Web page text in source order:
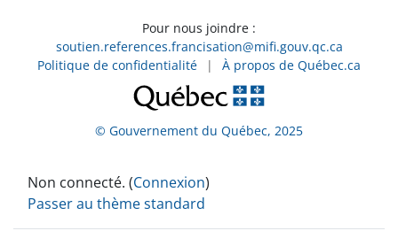
Pour nous joindre :
soutien.references.francisation@mifi.gouv.qc.ca
Politique de confidentialité
| À propos de Québec.ca
© Gouvernement du Québec, 2025
Non connecté. (Connexion)
Passer au thème standard